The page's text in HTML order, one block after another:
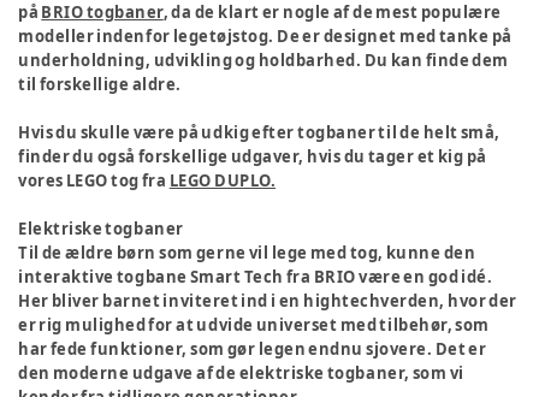
på BRIO togbaner, da de klart er nogle af de mest populære
modeller indenfor legetøjstog. De er designet med tanke på
underholdning, udvikling og holdbarhed. Du kan finde dem
til forskellige aldre.
Hvis du skulle være på udkig efter togbaner til de helt små,
finder du også forskellige udgaver, hvis du tager et kig på
vores LEGO tog fra LEGO DUPLO.
Elektriske togbaner
Til de ældre børn som gerne vil lege med tog, kunne den
interaktive togbane Smart Tech fra BRIO være en god idé.
Her bliver barnet inviteret ind i en hightechverden, hvor der
er rig mulighed for at udvide universet med tilbehør, som
har fede funktioner, som gør legen endnu sjovere. Det er
den moderne udgave af de elektriske togbaner, som vi